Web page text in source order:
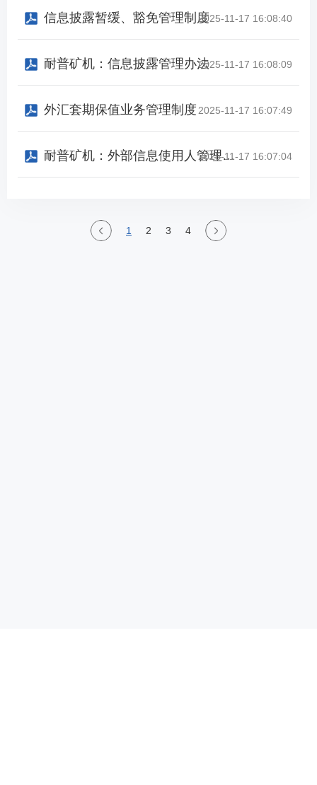
2025-11-17 16:08:40
信息披露暂缓、豁免管理制度
2025-11-17 16:08:09
耐普矿机：信息披露管理办法
2025-11-17 16:07:49
外汇套期保值业务管理制度
2025-11-17 16:07:04
耐普矿机：外部信息使用人管理制度
1 2 3 4